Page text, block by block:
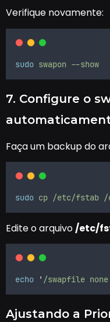
Verifique novamente:
sudo swapon --show
7. Configure o
Faça um backup do
sudo cp /etc/fstab /
Edite o arquivo/etc/
echo ' /swapfile
Ajustando a